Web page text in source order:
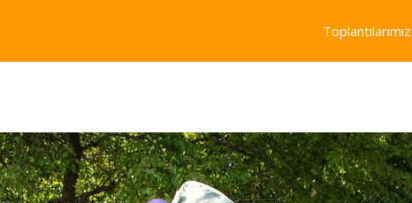
Toplantılarımız